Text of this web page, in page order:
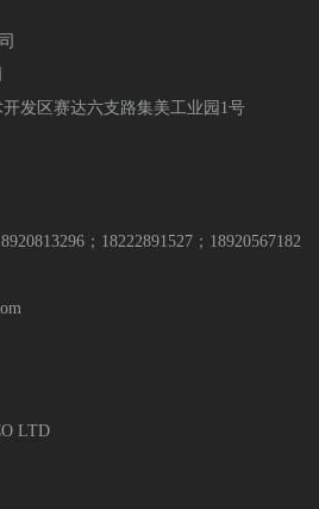
发区赛达六支路集美工业园1号
； 18222891527；18920567182
LTD